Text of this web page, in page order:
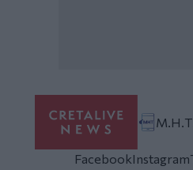
FacebookInstagram